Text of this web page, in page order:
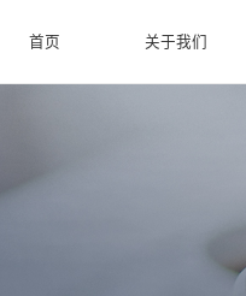
首页 关于我们